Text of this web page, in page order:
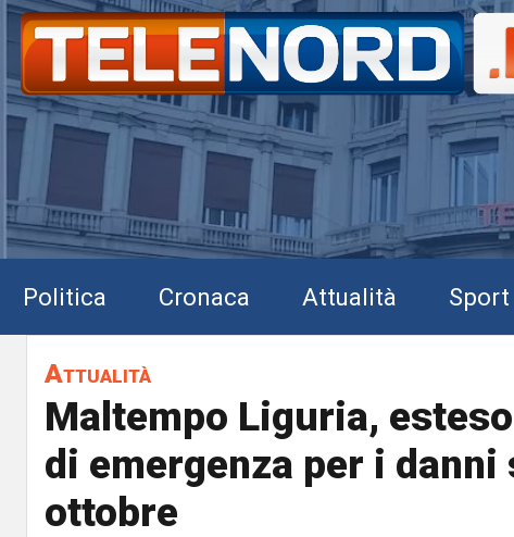
Politica Cronaca Attualità Sport
Attualità
Maltempo Liguria,
di emergenza per i danni
ottobre